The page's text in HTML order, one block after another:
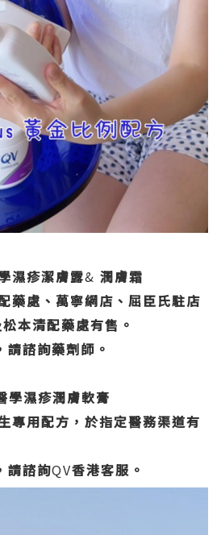
濕疹潔膚露& 潤膚霜
藥處、萬寧網店、屈臣氏駐店
本清配藥處有售。
諮詢藥劑師。
學濕疹潤膚軟膏
專用配方，於指定醫務渠道有
請諮詢QV香港客服。